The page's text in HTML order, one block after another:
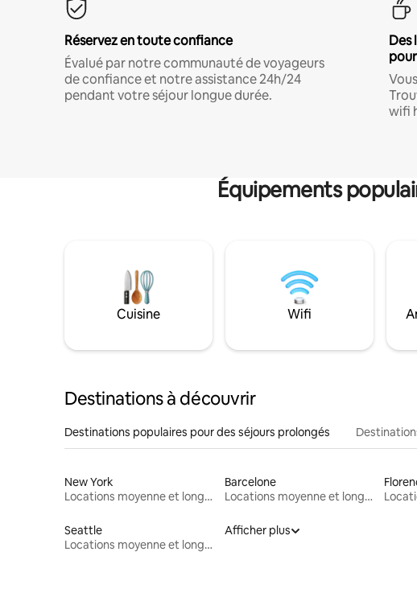
Réservez en toute confiance
Évalué par notre communauté de voyageurs
de confiance et notre assistance 24h/24
pendant votre séjour longue durée.
Des
wifi
Équipements
Cuisine Wifi
Destinations à découvrir
Destinations populaires pour des séjours prolongés
New York
Locations moyenne et longue durée
Barcelone
Locations moyenne et longue durée
Seattle
Locations moyenne et longue durée
Afficher plus